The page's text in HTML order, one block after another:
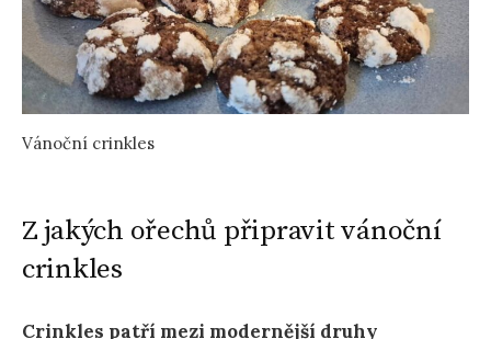
Vánoční crinkles
Z jakých ořechů připravit vánoční
crinkles
Crinkles patří mezi modernější druhy